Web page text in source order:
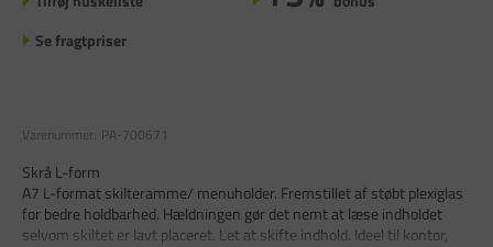
Se fragtpriser
Varenummer: PA-700671
Skrå L-form
A7 L-format skilteramme/ menuholder. Fremstillet af støbt plexiglas
for bedre holdbarhed. Hældningen gør det nemt at læse indholdet
selvom skiltet er lavt placeret. Let at skifte indhold. Ideel til kontor,